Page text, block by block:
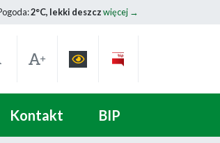
2°C, lekki deszczwięcej →
Kontakt BIP